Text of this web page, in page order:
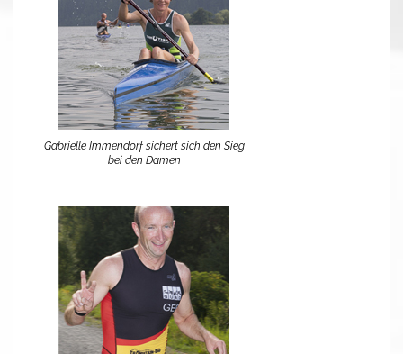
Gabrielle Immendorf sichert sich den Sieg
bei den Damen